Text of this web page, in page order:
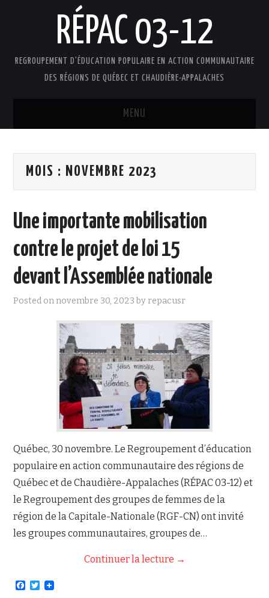
RÉPAC 03-12
REGROUPEMENT D'ÉDUCATION POPULAIRE EN ACTION COMMUNAUTAIRE
DES RÉGIONS DE QUÉBEC ET CHAUDIÈRE-APPALACHES
MENU
PRÉSENTATION
DOCUMENTS
FAIRE UN DON !
NOUS JOINDRE
MOIS : NOVEMBRE 2023
Une importante mobilisation
contre le projet de loi 15
devant l’Assemblée nationale
Posted onnovembre 30, 2023 byrepacusr
Québec, 30 novembre. Le Regroupement d’éducation
populaire en action communautaire des régions de
Québec et de Chaudière-Appalaches (RÉPAC 03-12) et
le Regroupement des groupes de femmes de la
région de la Capitale-Nationale (RGF-CN) ont invité
les groupes communautaires, groupes de…
Continuer la lecture →
F
T